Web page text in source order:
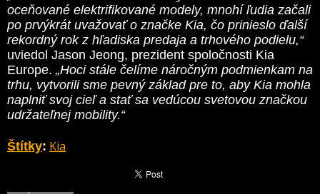
oceňované elektrifikované modely, mnohí ľudia začali
po prvýkrát uvažovať o značke Kia, čo prinieslo ďalší
rekordný rok z hľadiska predaja a trhového podielu,“
uviedol Jason Jeong, prezident spoločnosti Kia
Europe. „Hoci stále čelíme náročným podmienkam na
trhu, vytvorili sme pevný základ pre to, aby Kia mohla
naplniť svoj cieľ a stať sa vedúcou svetovou značkou
udržateľnej mobility.“
Štítky: Kia